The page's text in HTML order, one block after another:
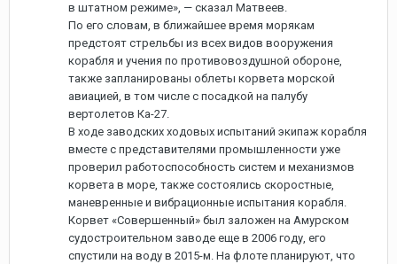
в штатном режиме», — сказал Матвеев.
По его словам, в ближайшее время морякам
предстоят стрельбы из всех видов вооружения
корабля и учения по противовоздушной обороне,
также запланированы облеты корвета морской
авиацией, в том числе с посадкой на палубу
вертолетов Ка-27.
В ходе заводских ходовых испытаний экипаж корабля
вместе с представителями промышленности уже
проверил работоспособность систем и механизмов
корвета в море, также состоялись скоростные,
маневренные и вибрационные испытания корабля.
Корвет «Совершенный» был заложен на Амурском
судостроительном заводе еще в 2006 году, его
спустили на воду в 2015-м. На флоте планируют, что